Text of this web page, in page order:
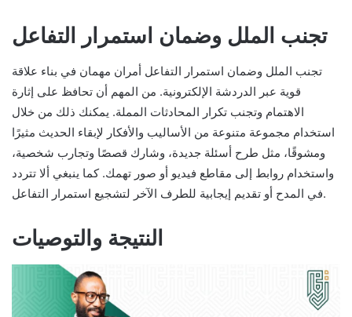
تجنب الملل وضمان استمرار التفاعل
تجنب الملل وضمان استمرار التفاعل أمران مهمان في بناء علاقة
قوية عبر الدردشة الإلكترونية. من المهم أن تحافظ على إثارة
الاهتمام وتجنب تكرار المحادثات المملة. يمكنك ذلك من خلال
استخدام مجموعة متنوعة من الأساليب والأفكار لإبقاء الحديث مثيرًا
ومشوقًا، مثل طرح أسئلة جديدة، وشارك قصصًا وتجارب شخصية،
واستخدام روابط إلى مقاطع فيديو أو صور تهمك. كما ينبغي ألا تتردد
في المدح أو تقديم إيجابية للطرف الآخر لتشجيع استمرار التفاعل.
النتيجة والتوصيات